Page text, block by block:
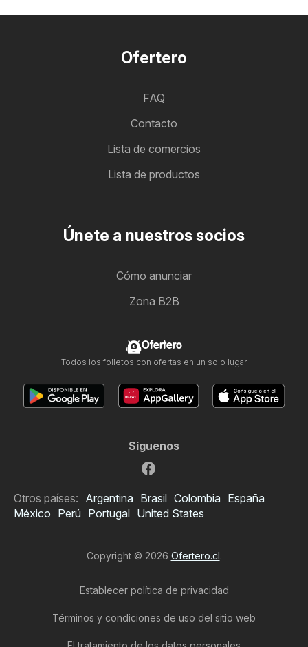
Ofertero
FAQ
Contacto
Lista de comercios
Lista de productos
Únete a nuestros socios
Cómo anunciar
Zona B2B
Ofertero
Todos los folletos con ofertas en un solo lugar
Síguenos
Otros países: Argentina Brasil Colombia España
México Perú Portugal United States
Copyright © 2026 Ofertero.cl.
Establecer política de privacidad
Términos y condiciones de uso del sitio web